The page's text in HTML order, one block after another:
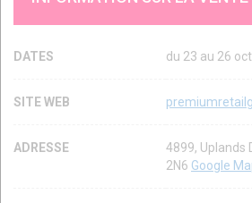
DATES du 23 au 26
SITE WEB
ADRESSE
4899, Uplands
2N6 Google